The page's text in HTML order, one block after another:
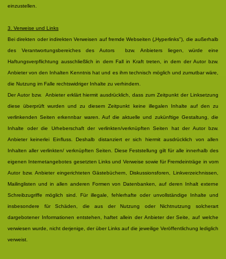
einzustellen.
3. Verweise und Links
Bei direkten oder indirekten Verweisen auf fremde Webseiten („Hyperlinks"), die außerhalb
des Verantwortungsbereiches des Autors bzw. Anbieters liegen, würde eine
Haftungsverpflichtung ausschließlich in dem Fall in Kraft treten, in dem der Autor bzw.
Anbieter von den Inhalten Kenntnis hat und es ihm technisch möglich und zumutbar wäre,
die Nutzung im Falle rechtswidriger Inhalte zu verhindern.
Der Autor bzw. Anbieter erklärt hiermit ausdrücklich, dass zum Zeitpunkt der Linksetzung
diese überprüft wurden und zu diesem Zeitpunkt keine illegalen Inhalte auf den zu
verlinkenden Seiten erkennbar waren. Auf die aktuelle und zukünftige Gestaltung, die
Inhalte oder die Urheberschaft der verlinkten/verknüpften Seiten hat der Autor bzw.
Anbieter keinerlei Einfluss. Deshalb distanziert er sich hiermit ausdrücklich von allen
Inhalten aller verlinkten/ verknüpften Seiten. Diese Feststellung gilt für alle innerhalb des
eigenen Internetangebotes gesetzten Links und Verweise sowie für Fremdeinträge in vom
Autor bzw. Anbieter eingerichteten Gästebüchern, Diskussionsforen, Linkverzeichnissen,
Mailinglisten und in allen anderen Formen von Datenbanken, auf deren Inhalt externe
Schreibzugriffe möglich sind. Für illegale, fehlerhafte oder unvollständige Inhalte und
insbesondere für Schäden, die aus der Nutzung oder Nichtnutzung solcherart
dargebotener Informationen entstehen, haftet allein der Anbieter der Seite, auf welche
verwiesen wurde, nicht derjenige, der über Links auf die jeweilige Veröffentlichung lediglich
verweist.